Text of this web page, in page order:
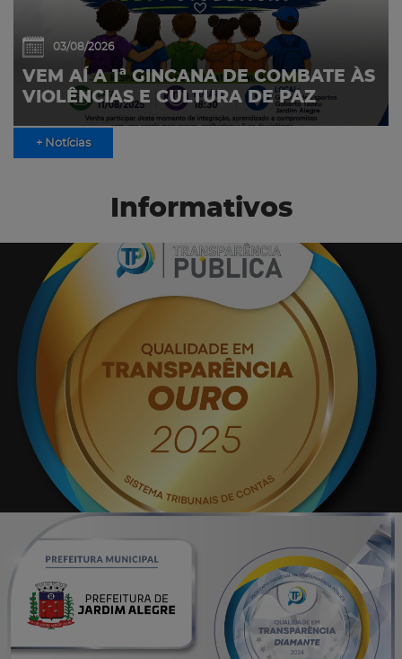
03/08/2026
VEM AÍ A 1ª GINCANA DE COMBATE ÀS
VIOLÊNCIAS E CULTURA DE PAZ
+ Notícias
Informativos